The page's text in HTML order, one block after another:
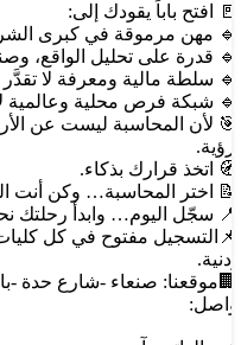
افتح باباً يقودك إلى:
مهن مرموقة في كبرى
قدرة على تحليل الواقع،
سلطة مالية ومعرفة لا تقدَّر
شبكة فرص محلية وعالمية
لأن المحاسبة ليست عن
اتخذ قرارك بذكاء.
اختر المحاسبة… وكن أنت
سجّل اليوم… وابدأ رحلتك نحو
التسجيل مفتوح في كل
موقعنا: صنعاء -شارع حدة -